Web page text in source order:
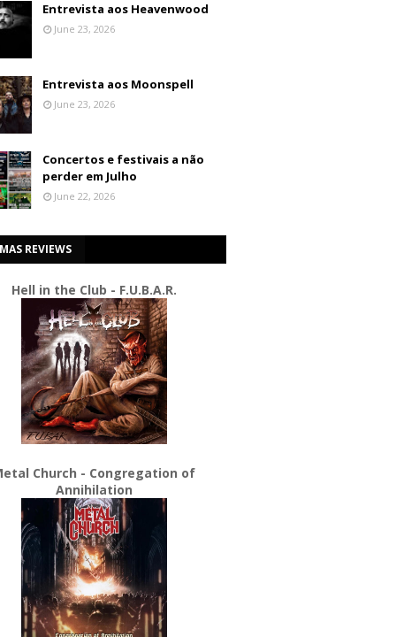
Entrevista aos Heavenwood
June 23, 2026
Entrevista aos Moonspell
June 23, 2026
Concertos e festivais a não
perder em Julho
June 22, 2026
REVIEWS
Hell in the Club - F.U.B.A.R.
Church - Congregation of
Annihilation